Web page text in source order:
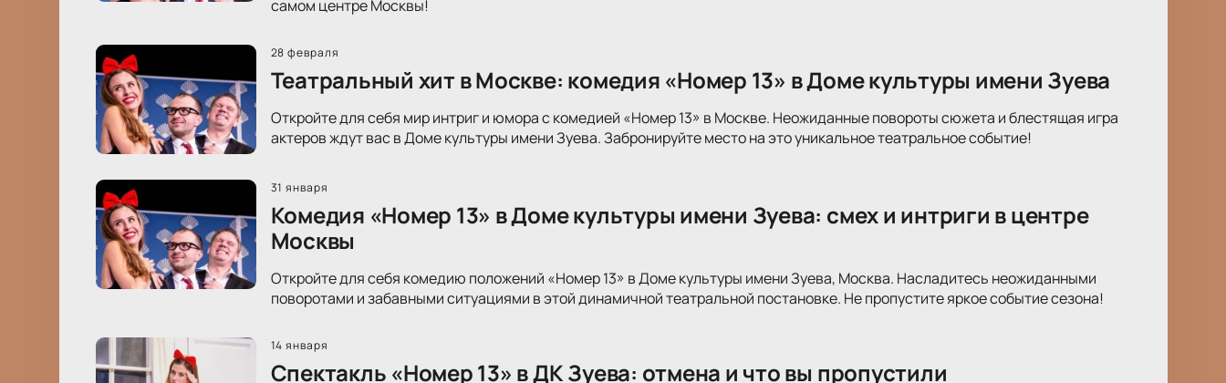
самом центре Москвы!
28 февраля
Театральный хит в Москве: комедия «Номер 13» в Доме культуры имени Зуева
Откройте для себя мир интриг и юмора с комедией «Номер 13» в Москве. Неожиданные повороты сюжета и блестящая игра
актеров ждут вас в Доме культуры имени Зуева. Забронируйте место на это уникальное театральное событие!
31 января
Комедия «Номер 13» в Доме культуры имени Зуева: смех и интриги в центре
Москвы
Откройте для себя комедию положений «Номер 13» в Доме культуры имени Зуева, Москва. Насладитесь неожиданными
поворотами и забавными ситуациями в этой динамичной театральной постановке. Не пропустите яркое событие сезона!
14 января
Спектакль «Номер 13» в ДК Зуева: отмена и что вы пропустили